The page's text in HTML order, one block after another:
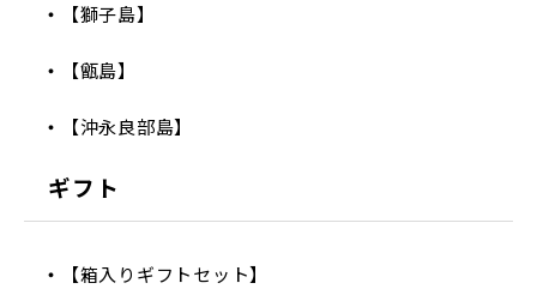
【獅子島】
【甑島】
【沖永良部島】
ギフト
【箱入りギフトセット】